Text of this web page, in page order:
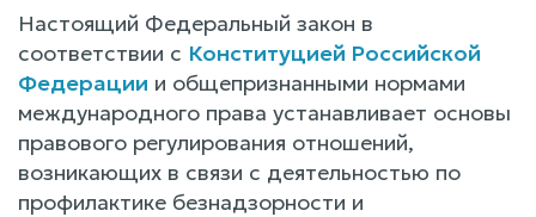
Настоящий Федеральный закон в
соответствии с Конституцией Российской
Федерации и общепризнанными нормами
международного права устанавливает основы
правового регулирования отношений,
возникающих в связи с деятельностью по
профилактике безнадзорности и